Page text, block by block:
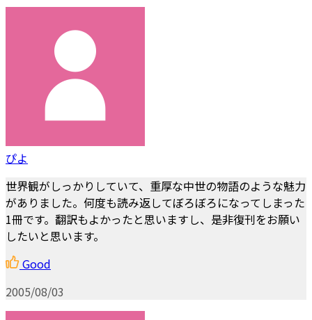
ぴよ
世界観がしっかりしていて、重厚な中世の物語のような魅力
がありました。何度も読み返してぼろぼろになってしまった
1冊です。翻訳もよかったと思いますし、是非復刊をお願い
したいと思います。
Good
2005/08/03